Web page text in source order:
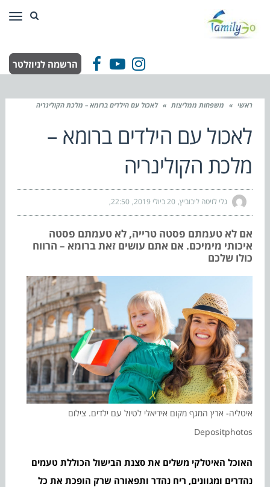
Facebook
YouTube
Instagram הרשמה לניוזלטר
ראשי » משפחות ממליצות » לאכול עם הילדים ברומא – מלכת הקולינריה
לאכול עם הילדים ברומא –
מלכת הקולינריה
גלי לויטה ליבוביץ 20 ביולי 2019 22:50
אם לא טעמתם פסטה טרייה, לא טעמתם פסטה
איכותי מימיכם. אם אתם עושים זאת ברומא – הרווח
כולו שלכם
איטליה- ארץ המגף מקום אידיאלי לטיול עם ילדים. צילום
Depositphotos
האוכל האיטלקי משלים את סצנת הבישול הכוללת טעמים
נהדרים ומגוונים, ריח נהדר ותפאורה שרק הופכת את כל